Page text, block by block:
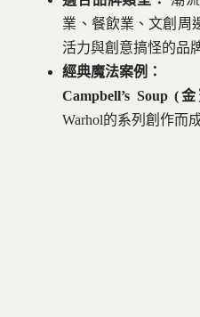
業、餐飲業、文創周
活力與創意搞怪的品
經典魔法案例：
Campbell’s Soup (
Warhol的系列創作而